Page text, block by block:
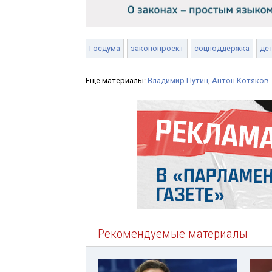
Госдума законопроект соцподдержка
Ещё материалы: Владимир Путин Антон Котяков
Рекомендуемые материалы